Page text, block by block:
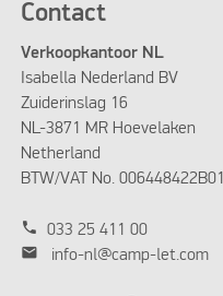
Contact
Verkoopkantoor NL
Isabella Nederland BV
Zuiderinslag 16
NL-3871 MR Hoevelaken
Netherland
BTW/VAT No. 006448422B01
phone 033 25 411 00
mail info-nl@camp-let.com